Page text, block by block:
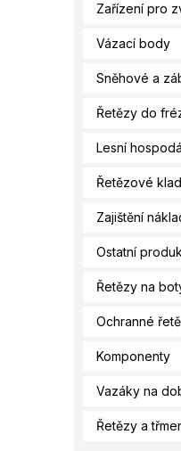
Zařízení pro
Vázací body
Sněhové a
Řetězy do
Lesní
Řetězové
Zajištění
Ostatní
Řetězy na
Ochranné
Komponenty
Vazáky na
Řetězy a